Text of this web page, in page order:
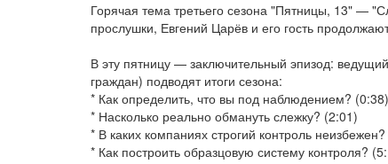
Горячая тема третьего сезона "Пятницы, 13" —
прослушки, Евгений Царёв и его гость
В эту пятницу — заключительный эпизод:
граждан) подводят итоги сезона:
* Как определить, что вы под наблюдением? (0:38)
* Насколько реально обмануть слежку? (2:01)
* В каких компаниях строгий контроль
* Как построить образцовую систему контроля?